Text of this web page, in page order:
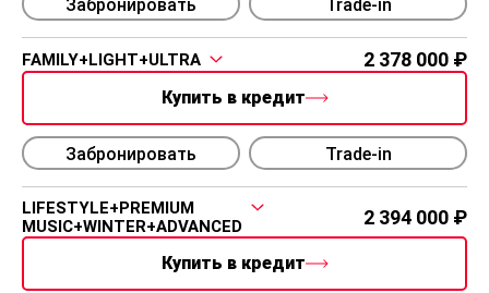
Забронировать Trade-in
FAMILY+LIGHT+ULTRA 2 378 000
Купить в кредит
Забронировать Trade-in
LIFESTYLE+PREMIUM
MUSIC+WINTER+ADVANCED
2 394 000
Купить в кредит